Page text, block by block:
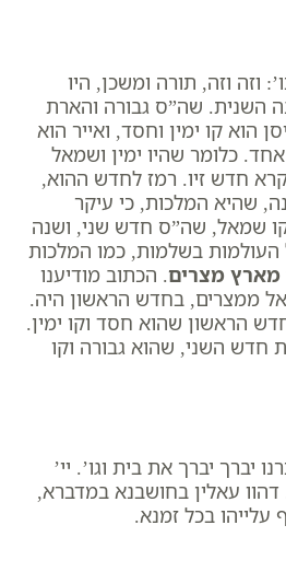
וזה וזה, תורה ומשכן, היו
השנית. שה”ס גבורה והארת
הוא קו ימין וחסד, ואייר הוא
כלומר שהיו ימין ושמאל
חדש זיו. רמז לחדש ההוא,
שהיא המלכות, כי עיקר
שמאל, שה”ס חדש שני, ושנה
העולמות בשלמות, כמו המלכות
מצרים. הכתוב מודיענו
ממצרים, בחדש הראשון היה.
הראשון שהוא חסד וקו ימין.
חדש השני, שהוא גבורה וקו
יברך יברך את בית וגו’. יי’
דהוו עאלין בחושבנא במדברא,
עלייהו בכל זמנא.